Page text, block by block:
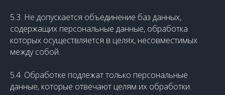
5.3. Не допускается объединение баз данных,
содержащих персональные данные, обработка
которых осуществляется в целях, несовместимых
между собой.
5.4. Обработке подлежат только персональные
данные, которые отвечают целям их обработки.